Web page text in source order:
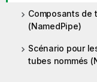
Composants de
(NamedPipe)
Scénario pour
tubes nommés